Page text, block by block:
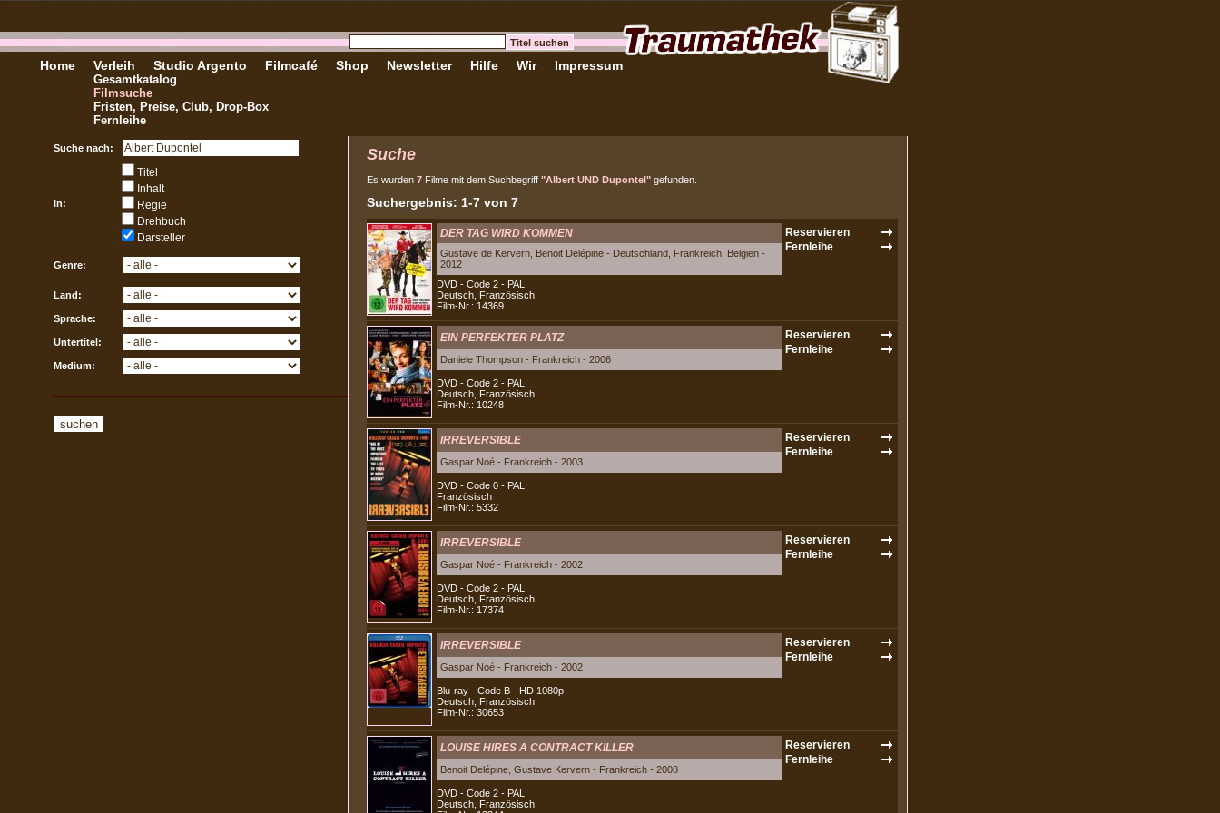
Home Verleih
Gesamtkatalog
Filmsuche
Fristen, Preise, Club, Drop-Box
Fernleihe
Studio Argento Filmcafé Shop Newsletter Hilfe Wir Impressum
Suche nach:
In:
Titel
Inhalt
Regie
Drehbuch
Darsteller
Genre:
Land:
Sprache:
Untertitel:
Medium:
Suche
Es wurden 7 Filme mit dem Suchbegriff "Albert UND Dupontel" gefunden.
Suchergebnis: 1-7 von 7
DER TAG WIRD KOMMEN
Gustave de Kervern, Benoit Delépine - Deutschland, Frankreich, Belgien -
2012
DVD - Code 2 - PAL
Deutsch, Französisch
Film-Nr.: 14369
EIN PERFEKTER PLATZ
Daniele Thompson - Frankreich - 2006
DVD - Code 2 - PAL
Deutsch, Französisch
Film-Nr.: 10248
IRREVERSIBLE
Gaspar Noé - Frankreich - 2003
DVD - Code 0 - PAL
Französisch
Film-Nr.: 5332
IRREVERSIBLE
Gaspar Noé - Frankreich - 2002
DVD - Code 2 - PAL
Deutsch, Französisch
Film-Nr.: 17374
IRREVERSIBLE
Gaspar Noé - Frankreich - 2002
Blu-ray - Code B - HD 1080p
Deutsch, Französisch
Film-Nr.: 30653
LOUISE HIRES A CONTRACT KILLER
Benoit Delépine, Gustave Kervern - Frankreich - 2008
DVD - Code 2 - PAL
Deutsch, Französisch